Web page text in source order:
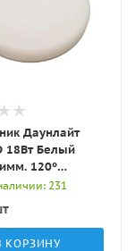
Даунлайт
120º
LBT
231
КОРЗИНУ